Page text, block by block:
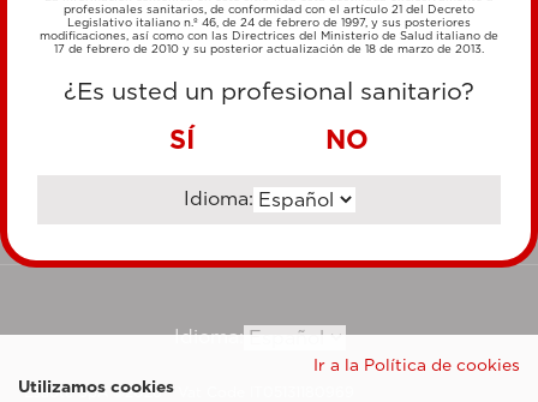
MÉTODOS DE PAGO
TRANSFERENCIA BANCARIA
Idioma:
Esaote SpA ©2026 - Vat Code IT05131180969
profesionales sanitarios, de conformidad con el artículo 21 del Decreto
Legislativo italiano n.º 46, de 24 de febrero de 1997, y sus posteriores
modificaciones, así como con las Directrices del Ministerio de Salud italiano de
17 de febrero de 2010 y su posterior actualización de 18 de marzo de 2013.
¿Es usted un profesional sanitario?
SÍ NO
Idioma:
Ir a la Política de cookies
Utilizamos cookies